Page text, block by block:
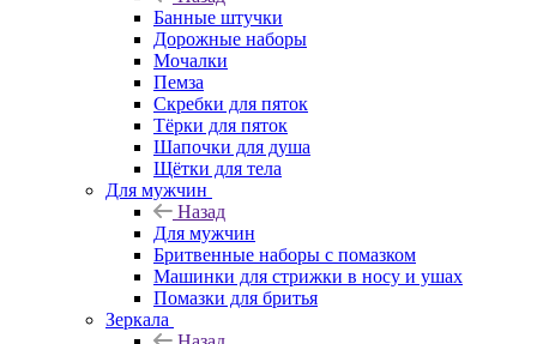
Банные штучки
Дорожные наборы
Мочалки
Пемза
Скребки для пяток
Тёрки для пяток
Шапочки для душа
Щётки для тела
Для мужчин
Назад
Для мужчин
Бритвенные наборы с помазком
Машинки для стрижки в носу и ушах
Помазки для бритья
Зеркала